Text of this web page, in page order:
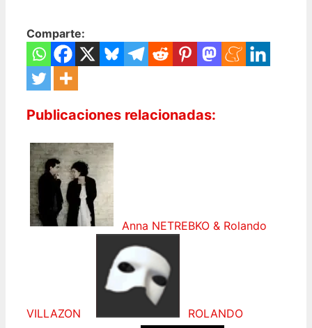
Comparte:
Publicaciones relacionadas:
Anna NETREBKO & Rolando
VILLAZON ROLANDO